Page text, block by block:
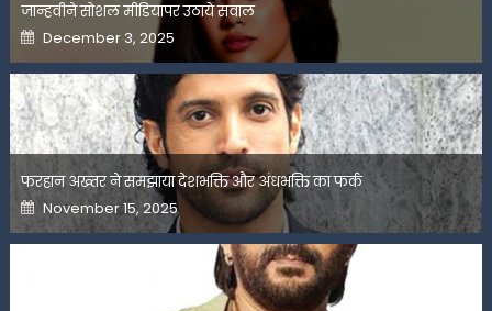
जान्हवीने सोशल मीडियापर उठाये सवाल
Posted
on
December 3, 2025
फरहान अख्तर ने समझाया देशभक्ति और अंधभक्ति का फर्क
Posted
on
November 15, 2025